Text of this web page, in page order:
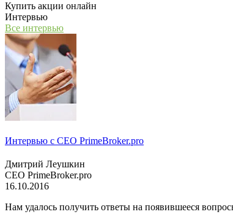
Купить акции онлайн
Интервью
Все интервью
Интервью с СЕО PrimeBroker.pro
Дмитрий Леушкин
СЕО PrimeBroker.pro
16.10.2016
Нам удалось получить ответы на появившееся